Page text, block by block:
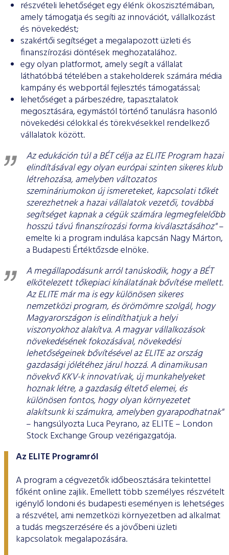
részvételi lehetőséget egy élénk ökoszisztémában,
amely támogatja és segíti az innovációt, vállalkozást
és növekedést;
szakértői segítséget a megalapozott üzleti és
finanszírozási döntések meghozatalához.
egy olyan platformot, amely segít a vállalat
láthatóbbá tételében a stakeholderek számára média
kampány és webportál fejlesztés támogatással;
lehetőséget a párbeszédre, tapasztalatok
megosztására, egymástól történő tanulásra hasonló
növekedési célokkal és törekvésekkel rendelkező
vállalatok között.
Az edukáción túl a BÉT célja az ELITE Program hazai
elindításával egy olyan európai szinten sikeres klub
létrehozása, amelyben változatos
szemináriumokon új ismereteket, kapcsolati tőkét
szerezhetnek a hazai vállalatok vezetői, továbbá
segítséget kapnak a cégük számára legmegfelelőbb
hosszú távú finanszírozási forma kiválasztásához"–
emelte ki a program indulása kapcsán Nagy Márton,
a Budapesti Értéktőzsde elnöke.
A megállapodásunk arról tanúskodik, hogy a BÉT
elkötelezett tőkepiaci kínálatának bővítése mellett.
Az ELITE már ma is egy különösen sikeres
nemzetközi program, és örömömre szolgál, hogy
Magyarországon is elindíthatjuk a helyi
viszonyokhoz alakítva. A magyar vállalkozások
növekedésének fokozásával, növekedési
lehetőségeinek bővítésével az ELITE az ország
gazdasági jólétéhez járul hozzá. A dinamikusan
növekvő KKV-k innovatívak, új munkahelyeket
hoznak létre, a gazdaság éltető elemei, és
különösen fontos, hogy olyan környezetet
alakítsunk ki számukra, amelyben gyarapodhatnak"
– hangsúlyozta Luca Peyrano, az ELITE – London
Stock Exchange Group vezérigazgatója.
Az ELITE Programról
A program a cégvezetők időbeosztására tekintettel
főként online zajlik. Emellett több személyes részvételt
igénylő londoni és budapesti eseményen is lehetséges
a részvétel, ami nemzetközi környezetben ad alkalmat
a tudás megszerzésére és a jövőbeni üzleti
kapcsolatok megalapozására.